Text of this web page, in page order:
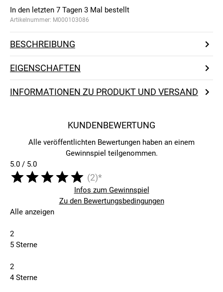
In den letzten 7 Tagen 3 Mal bestellt
Artikelnummer: M000103086
BESCHREIBUNG
EIGENSCHAFTEN
INFORMATIONEN ZU PRODUKT UND VERSAND
KUNDENBEWERTUNG
Alle veröffentlichten Bewertungen haben an einem
Gewinnspiel teilgenommen.
5.0 / 5.0
(2)*
Infos zum Gewinnspiel
Zu den Bewertungsbedingungen
Alle anzeigen
2
5 Sterne
2
4 Sterne